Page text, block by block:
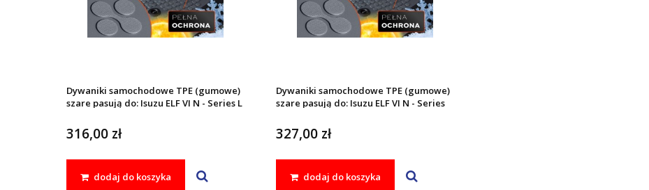
Dywaniki samochodowe TPE (gumowe)
szare pasują do: Isuzu ELF VI N - Series L
316,00 zł
dodaj do koszyka
Dywaniki samochodowe TPE (gumowe)
szare pasują do: Isuzu ELF VI N - Series
327,00 zł
dodaj do koszyka